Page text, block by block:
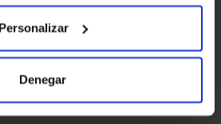
Personalizar
Denegar